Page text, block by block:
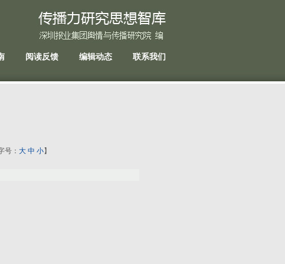
阅读反馈 编辑动态 联系我们
号： 大 中 小】